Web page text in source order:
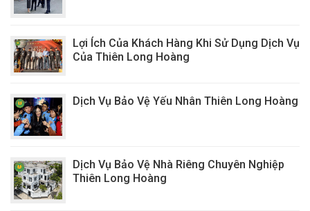
Lợi Ích Của Khách Hàng Khi Sử Dụng Dịch Vụ
Của Thiên Long Hoàng
Dịch Vụ Bảo Vệ Yếu Nhân Thiên Long Hoàng
Dịch Vụ Bảo Vệ Nhà Riêng Chuyên Nghiệp
Thiên Long Hoàng